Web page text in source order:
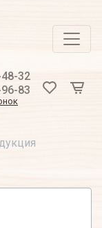
32
83